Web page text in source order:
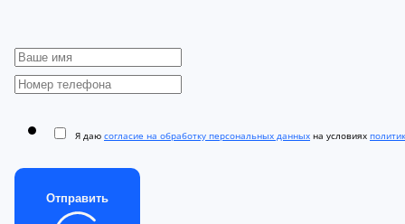
Я даю согласие на обработку персональных данных на условиях
Отправить